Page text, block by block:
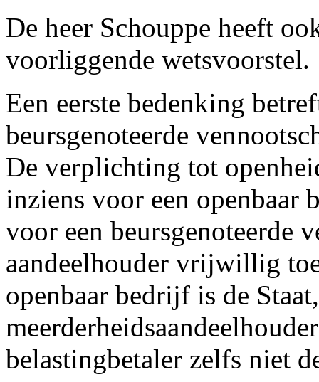
De heer Schouppe heeft
voorliggende wetsvoorstel.
Een eerste bedenking
beursgenoteerde
De verplichting tot
inziens voor een openbaar
voor een beursgenoteerde
aandeelhouder vrijwillig
openbaar bedrijf is de
belastingbetaler zelfs niet